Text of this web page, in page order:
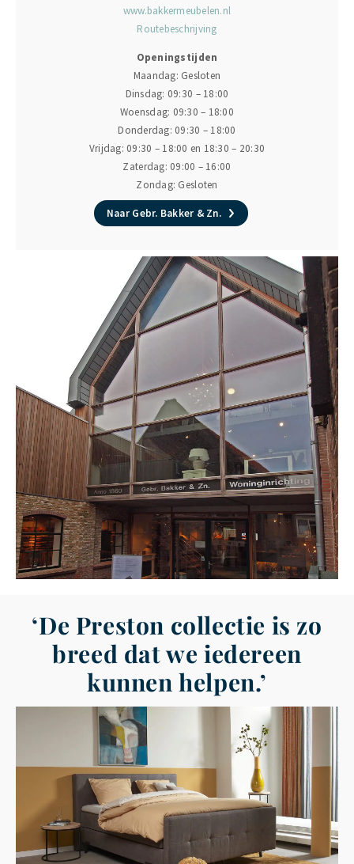
www.bakkermeubelen.nl
Routebeschrijving
Openingstijden
Maandag: Gesloten
Dinsdag: 09:30 – 18:00
Woensdag: 09:30 – 18:00
Donderdag: 09:30 – 18:00
Vrijdag: 09:30 – 18:00 en 18:30 – 20:30
Zaterdag: 09:00 – 16:00
Zondag: Gesloten
Naar Gebr. Bakker & Zn.
‘De Preston collectie is zo
breed dat we iedereen
kunnen helpen.’